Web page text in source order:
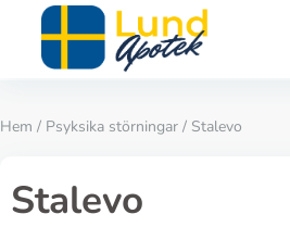
Hem / Psyksika störningar / Stalevo
Stalevo